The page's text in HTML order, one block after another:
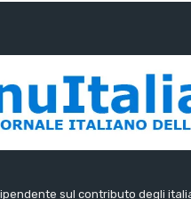
sul contributo degli